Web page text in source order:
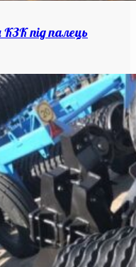
під палець